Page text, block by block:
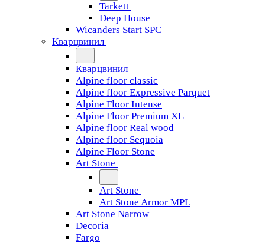
Tarkett
Deep House
Wicanders Start SPC
Кварцвинил
Кварцвинил
Alpine floor classic
Alpine floor Expressive Parquet
Alpine Floor Intense
Alpine Floor Premium XL
Alpine floor Real wood
Alpine floor Sequoia
Alpine Floor Stone
Art Stone
Art Stone
Art Stone Armor MPL
Art Stone Narrow
Decoria
Fargo